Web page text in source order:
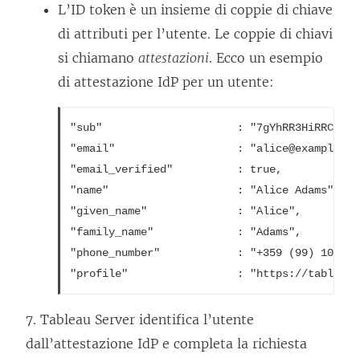
l
e
g
t
o
v
i
e
o
l
l
e
a
m
e
n
t
o
L’ID token è un insieme di coppie di chiave
di attributi per l’utente. Le coppie di chiavi
si chiamano attestazioni. Ecco un esempio
di attestazione IdP per un utente:
"sub"                     :
"email"                   :
"email_verified"          : true,
"name"                    : "Alice Adams",
"given_name"              : "Alice",
"family_name"             : "Adams",
"phone_number"            : "+359 (99)
7. Tableau Server identifica l’utente
dall’attestazione IdP e completa la richiesta